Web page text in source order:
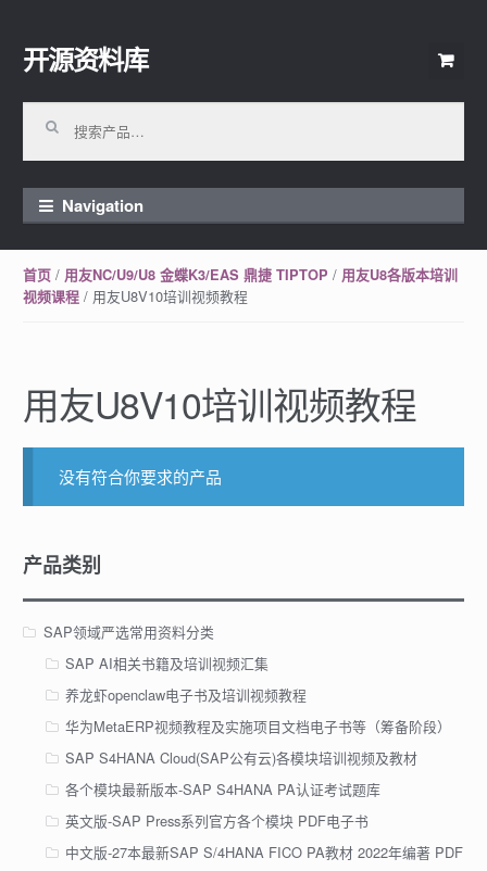
Skip to navigation
Skip to content
开源资料库
Navigation
首页/ 用友NC/U9/U8 金蝶K3/EAS 鼎捷 TIPTOP / 用友U8各版本培训
视频课程/ 用友U8V10培训视频教程
用友U8V10培训视频教程
没有符合你要求的产品
产品类别
SAP领域严选常用资料分类
SAP AI相关书籍及培训视频汇集
养龙虾openclaw电子书及培训视频教程
华为MetaERP视频教程及实施项目文档电子书等（筹备阶段）
SAP S4HANA Cloud(SAP公有云)各模块培训视频及教材
各个模块最新版本-SAP S4HANA PA认证考试题库
英文版-SAP Press系列官方各个模块 PDF电子书
中文版-27本最新SAP S/4HANA FICO PA教材 2022年编著 PDF